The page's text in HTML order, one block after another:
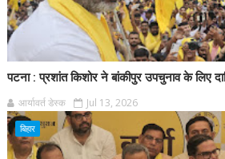
पटना : प्रशांत किशोर ने बांकीपुर उपचुनाव के लिए
आर्यावर्त डेस्क Jul 13, 2026
बिहार